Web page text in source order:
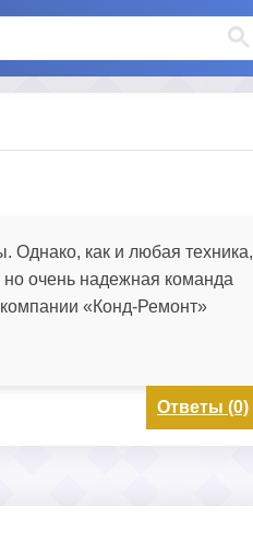
Однако, как и любая техника,
очень надежная команда
«Конд-Ремонт»
Ответы (0)